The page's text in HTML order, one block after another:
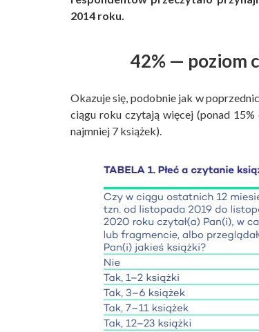
2014 roku.
42% — poziom
Okazuje się, podobnie jak w
ciągu roku czytają więcej (ponad
najmniej 7 książek).